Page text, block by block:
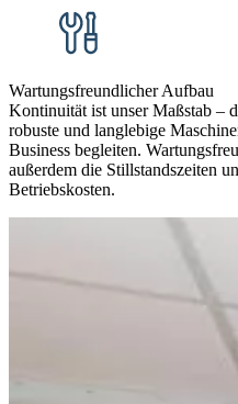
Wartungsfreundlicher Aufbau
Kontinuität ist unser Maßstab –
robuste und langlebige
Business begleiten.
außerdem die Stillstandszeiten
Betriebskosten.